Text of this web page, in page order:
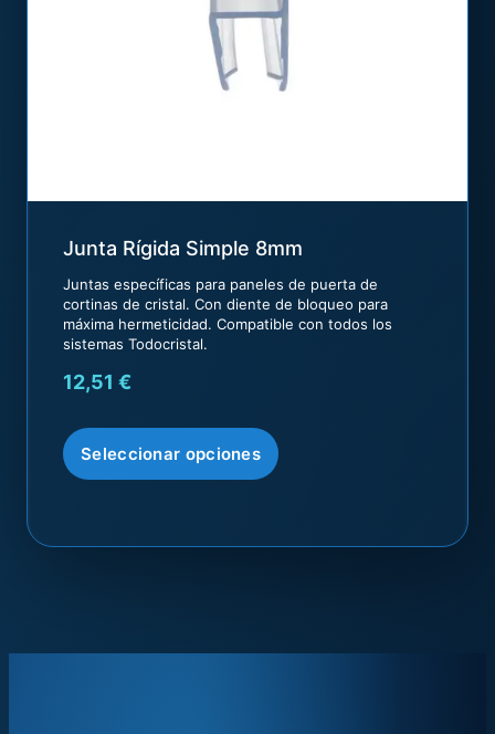
Junta Rígida Simple 8mm
Juntas específicas para paneles de puerta de
cortinas de cristal. Con diente de bloqueo para
máxima hermeticidad. Compatible con todos los
sistemas Todocristal.
12,51 €
Seleccionar opciones